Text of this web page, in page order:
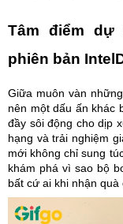
Tâm điểm dự
phiên bản
Giữa muôn vàn
nên một dấu ấn khác
đầy sôi động cho dịp
hạng và trải nghiệm
mới không chỉ sung
khám phá vì sao bộ
bất cứ ai khi nhận